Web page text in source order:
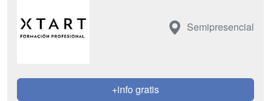
Semipresencial
+info gratis